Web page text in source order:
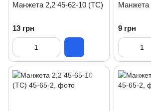
Манжета 2,2 45-62-10 (ТС)
13 грн
Манжета
9 грн